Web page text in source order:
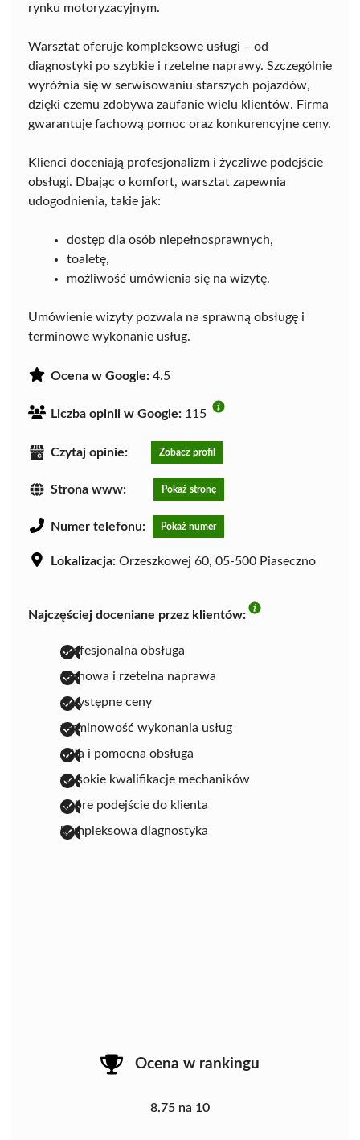
rynku motoryzacyjnym.
Warsztat oferuje kompleksowe usługi – od
diagnostyki po szybkie i rzetelne naprawy. Szczególnie
wyróżnia się w serwisowaniu starszych pojazdów,
dzięki czemu zdobywa zaufanie wielu klientów. Firma
gwarantuje fachową pomoc oraz konkurencyjne ceny.
Klienci doceniają profesjonalizm i życzliwe podejście
obsługi. Dbając o komfort, warsztat zapewnia
udogodnienia, takie jak:
dostęp dla osób niepełnosprawnych,
toaletę,
możliwość umówienia się na wizytę.
Umówienie wizyty pozwala na sprawną obsługę i
terminowe wykonanie usług.
Ocena w Google: 4.5
Liczba opinii w Google: 115
Czytaj opinie: Zobacz profil
Strona www: Pokaż stronę
Numer telefonu: Pokaż numer
Lokalizacja: Orzeszkowej 60, 05-500 Piaseczno
Najczęściej doceniane przez klientów:
profesjonalna obsługa
fachowa i rzetelna naprawa
przystępne ceny
terminowość wykonania usług
miła i pomocna obsługa
wysokie kwalifikacje mechaników
dobre podejście do klienta
kompleksowa diagnostyka
Ocena w rankingu
8.75 na 10